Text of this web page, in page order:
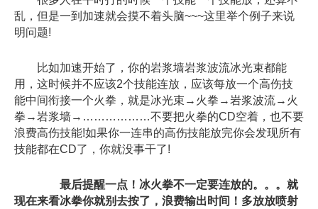
乱，但是一到加速就会摸不着头脑~~~这里举个例子来说
明问题!
比如加速开始了，你的岩浆墙岩浆波流冰光束都能
用，这时候并不应该2个技能连放，应该每放一个高伤技
能中间衔接一个火拳，就是冰光束→火拳→岩浆波流→火
拳→岩浆墙→………………不要把火拳的CD空着，也不要
浪费高伤技能!如果你一连串的高伤技能放完你会发现所有
技能都在CD了，你就没事干了!
最后提醒一点！冰火拳不一定要连放的。。。就
现在来看冰拳你就别去按了，浪费输出时间！多放放喷射